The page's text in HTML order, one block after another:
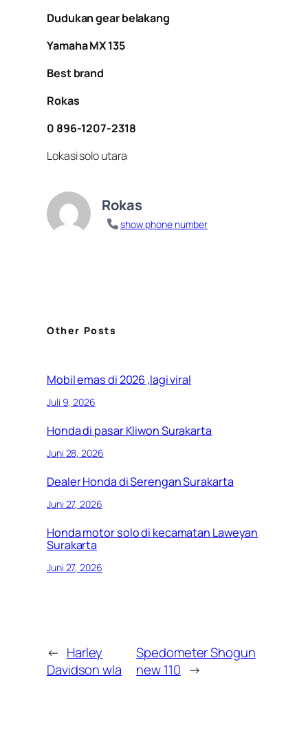
Dudukan gear belakang
Yamaha MX 135
Best brand
Rokas
0 896-1207-2318
Lokasi solo utara
Rokas
show phone number
Other Posts
Mobil emas di 2026 ,lagi viral
Juli 9, 2026
Honda di pasar Kliwon Surakarta
Juni 28, 2026
Dealer Honda di Serengan Surakarta
Juni 27, 2026
Honda motor solo di kecamatan Laweyan
Surakarta
Juni 27, 2026
← Harley
Davidson wla
Spedometer Shogun
new 110 →